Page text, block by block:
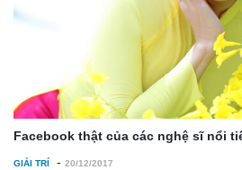
Facebook thật của các nghệ sĩ nổi
GIẢI TRÍ - 20/12/2017